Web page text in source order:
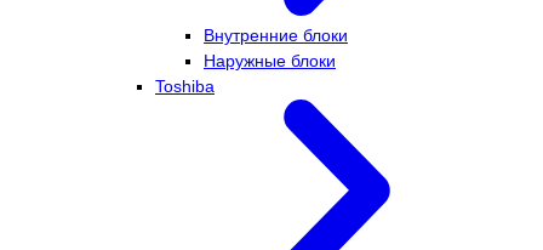
Внутренние блоки
Наружные блоки
Toshiba